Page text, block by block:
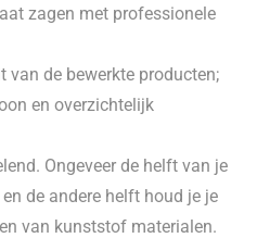
zagen met professionele
van de bewerkte producten;
en overzichtelijk
Ongeveer de helft van je
de andere helft houd je je
van kunststof materialen.